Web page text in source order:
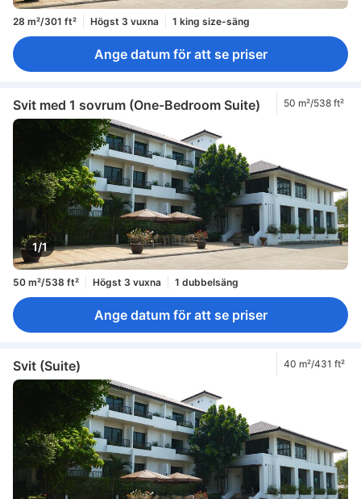
28 m²/301 ft² Högst 3 vuxna 1 king size-säng
Ange datum för att se priser
Svit med 1 sovrum (One-Bedroom Suite) 50 m²/538 ft²
1/1
50 m²/538 ft² Högst 3 vuxna 1 dubbelsäng
Ange datum för att se priser
Svit (Suite) 40 m²/431 ft²